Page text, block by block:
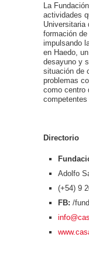
La
actividades
Universitaria
formación
impulsando
en Haedo,
desayuno y
situación de
problemas
como centro
competentes
Directorio
Adolfo
(+54) 9
FB: /